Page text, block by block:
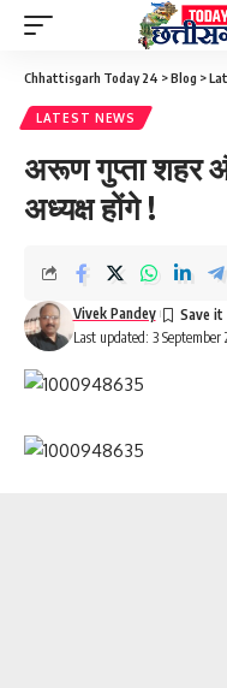
Chhattisgarh Today 24 >Blog >
LATEST NEWS
अरूण गुप्ता शहर
अध्यक्ष होंगे !
Last updated: 3 September
Vivek Pandey